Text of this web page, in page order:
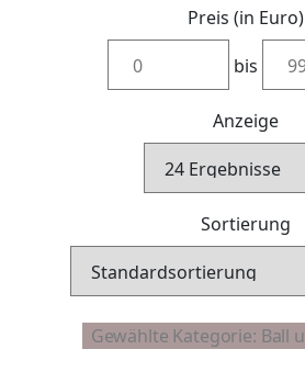
Preis (in Euro)
bis
Anzeige
Sortierung